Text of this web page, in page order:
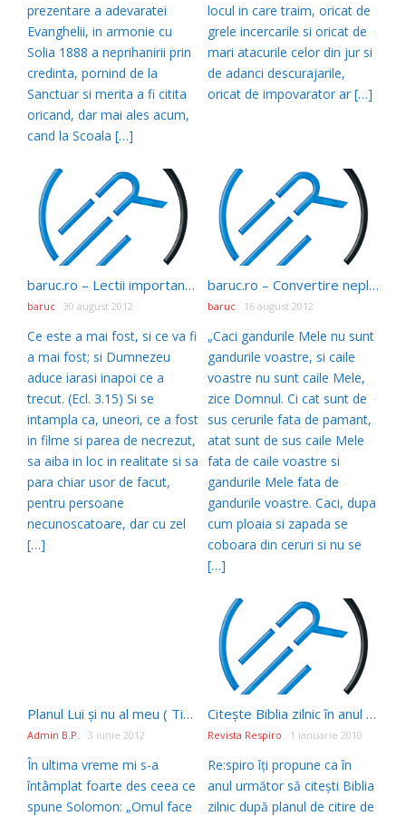
prezentare a adevaratei
Evanghelii, in armonie cu
Solia 1888 a neprihanirii prin
credinta, pornind de la
Sanctuar si merita a fi citita
oricand, dar mai ales acum,
cand la Scoala […]
locul in care traim, oricat de
grele incercarile si oricat de
mari atacurile celor din jur si
de adanci descurajarile,
oricat de impovarator ar […]
baruc.ro – Lectii importante, pentru a nu intreprinde actiuni ratate
baruc 30 august 2012
Ce este a mai fost, si ce va fi
a mai fost; si Dumnezeu
aduce iarasi inapoi ce a
trecut. (Ecl. 3.15) Si se
intampla ca, uneori, ce a fost
in filme si parea de necrezut,
sa aiba in loc in realitate si sa
para chiar usor de facut,
pentru persoane
necunoscatoare, dar cu zel
[…]
baruc.ro – Convertire neplanuita
baruc 16 august 2012
„Caci gandurile Mele nu sunt
gandurile voastre, si caile
voastre nu sunt caile Mele,
zice Domnul. Ci cat sunt de
sus cerurile fata de pamant,
atat sunt de sus caile Mele
fata de caile voastre si
gandurile Mele fata de
gandurile voastre. Caci, dupa
cum ploaia si zapada se
coboara din ceruri si nu se
[…]
Planul Lui şi nu al meu ( Tina Albu, Revista RE:spiro )
Admin B.P. 3 iunie 2012
În ultima vreme mi s-a
întâmplat foarte des ceea ce
spune Solomon: „Omul face
Citește Biblia zilnic în anul 2010
Revista Respiro 1 ianuarie 2010
Re:spiro îți propune ca în
anul următor să citești Biblia
zilnic după planul de citire de